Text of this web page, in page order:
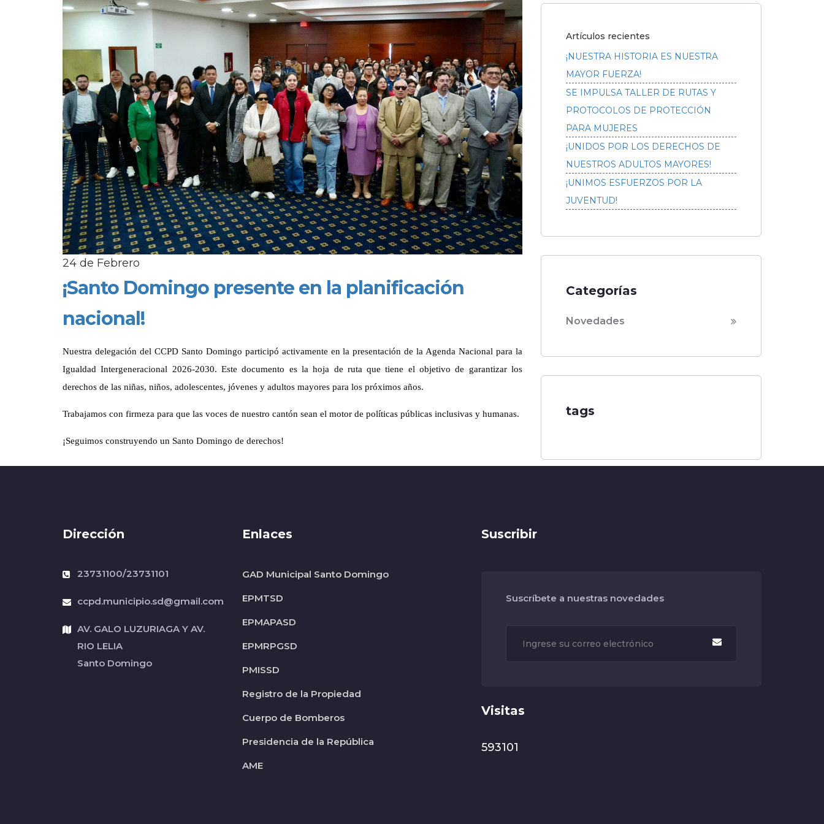
24 de Febrero
¡Santo Domingo presente en la planificación
nacional!
Nuestra delegación del CCPD Santo Domingo participó activamente en la presentación de la Agenda Nacional para la
Igualdad Intergeneracional 2026-2030. Este documento es la hoja de ruta que tiene el objetivo de garantizar los
derechos de las niñas, niños, adolescentes, jóvenes y adultos mayores para los próximos años.
Trabajamos con firmeza para que las voces de nuestro cantón sean el motor de políticas públicas inclusivas y humanas.
¡Seguimos construyendo un Santo Domingo de derechos!
Artículos recientes
¡NUESTRA HISTORIA ES NUESTRA
MAYOR FUERZA!
SE IMPULSA TALLER DE RUTAS Y
PROTOCOLOS DE PROTECCIÓN
PARA MUJERES
¡UNIDOS POR LOS DERECHOS DE
NUESTROS ADULTOS MAYORES!
¡UNIMOS ESFUERZOS POR LA
JUVENTUD!
Categorías
Novedades
tags
Dirección
23731100/23731101
ccpd.municipio.sd@gmail.com
AV. GALO LUZURIAGA Y AV.
RIO LELIA
Santo Domingo
Enlaces
GAD Municipal Santo Domingo
EPMTSD
EPMAPASD
EPMRPGSD
PMISSD
Registro de la Propiedad
Cuerpo de Bomberos
Presidencia de la República
AME
Suscribir
Suscríbete a nuestras novedades
Visitas
593101